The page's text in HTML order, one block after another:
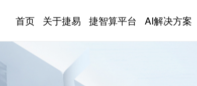
首页 关于捷易 捷智算平台 AI解决方案